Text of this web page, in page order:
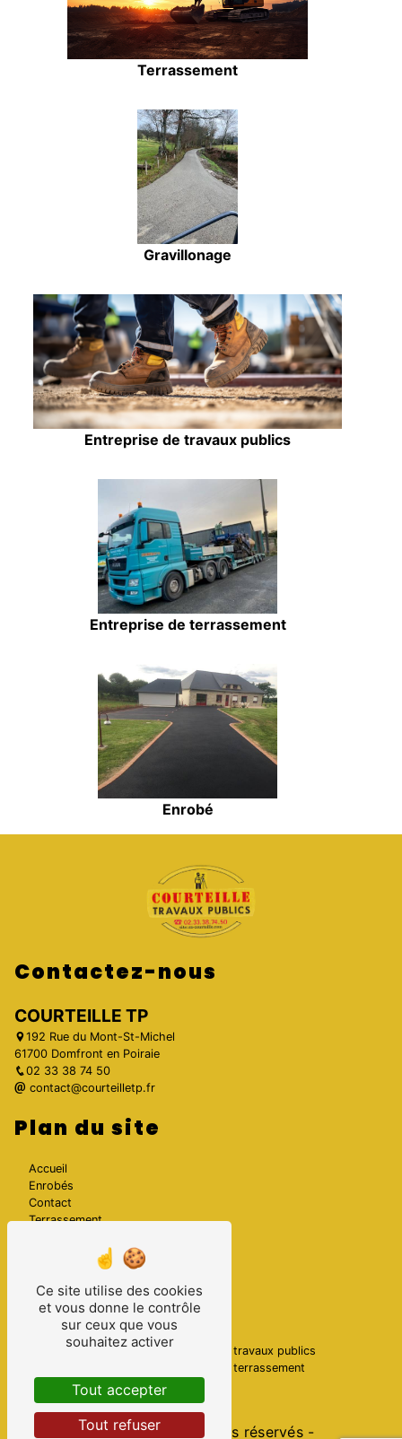
Terrassement
Gravillonage
Entreprise de travaux publics
Entreprise de terrassement
Enrobé
Contactez-nous
COURTEILLE TP
192 Rue du Mont-St-Michel
61700 Domfront en Poiraie
02 33 38 74 50
contact@courteilletp.fr
Plan du site
Accueil
Enrobés
Contact
Terrassement
Nos prestations
Entretien voirie
Travaux d'enrobés
Goudronnage
Travaux Publics
Terrassement
Gravillonage
Entreprise de travaux publics
Entreprise de terrassement
Enrobé
Vistalid- 2026 - Tous droits réservés -
Ce site utilise des cookies
et vous donne le contrôle
sur ceux que vous
souhaitez activer
Tout accepter
Tout refuser